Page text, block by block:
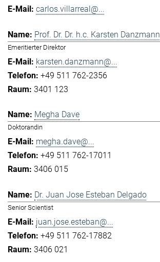
carlos.villarreal@...
Prof. Dr. Dr. h.c. Karsten Danzmann
Emeritierter Direktor
karsten.danzmann@...
+49 511 762-2356
3401 123
Megha Dave
Doktorandin
megha.dave@...
+49 511 762-17011
3406 015
Dr. Juan Jose Esteban Delgado
Senior Scientist
juan.jose.esteban@...
+49 511 762-17882
3406 021